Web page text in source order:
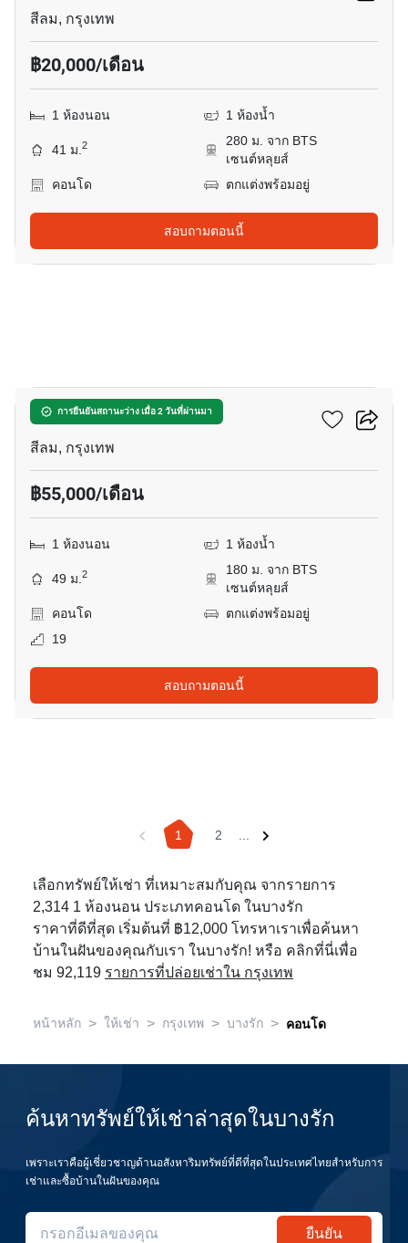
สีลม, กรุงเทพ
฿20,000/เดือน
1 ห้องนอน 1 ห้องน้ำ
41 ม.2
280 ม. จาก BTS
เซนต์หลุยส์
คอนโด
ตกแต่งพร้อมอยู่
สอบถามตอนนี้
การยืนยันสถานะว่าง เมื่อ 2 วันที่ผ่านมา
เทตต์ สาทร 12
สีลม, กรุงเทพ
฿55,000/เดือน
1 ห้องนอน 1 ห้องน้ำ
49 ม.2
180 ม. จาก BTS
เซนต์หลุยส์
คอนโด
ตกแต่งพร้อมอยู่
19
สอบถามตอนนี้
1 2 ...
เลือกทรัพย์ให้เช่า ที่เหมาะสมกับคุณ จากรายการ
2,314 1 ห้องนอน ประเภทคอนโด ในบางรัก
ราคาที่ดีที่สุด เริ่มต้นที่ ฿12,000 โทรหาเราเพื่อค้นหา
บ้านในฝันของคุณกับเรา ในบางรัก! หรือ คลิกที่นี่เพื่อ
ชม 92,119 รายการที่ปล่อยเช่าใน กรุงเทพ
หน้าหลัก > ให้เช่า > กรุงเทพ > บางรัก > คอนโด
ค้นหาทรัพย์ให้เช่าล่าสุดในบางรัก
เพราะเราคือผู้เชี่ยวชาญด้านอสังหาริมทรัพย์ที่ดีที่สุดในประเทศไทยสำหรับการ
เช่าและซื้อบ้านในฝันของคุณ
ยืนยัน